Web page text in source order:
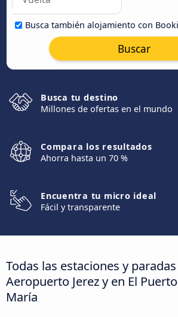
Busca también alojamiento con
Buscar
Busca tu destino
Millones de ofertas en el mundo
Compara los resultados
Ahorra hasta un 70 %
Encuentra tu micro ideal
Fácil y transparente
Todas las estaciones y
Aeropuerto Jerez y en El
María